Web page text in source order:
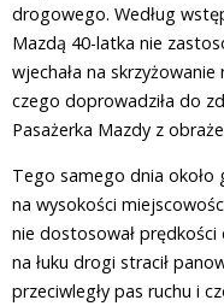
drogowego. Według
Mazdą 40-latka nie
wjechała na
czego doprowadziła do
Pasażerka Mazdy z
Tego samego dnia około
na wysokości
nie dostosował
na łuku drogi stracił
przeciwległy pas ruchu i